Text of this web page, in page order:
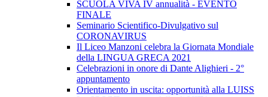
SCUOLA VIVA IV annualità - EVENTO
FINALE
Seminario Scientifico-Divulgativo sul
CORONAVIRUS
Il Liceo Manzoni celebra la Giornata Mondiale
della LINGUA GRECA 2021
Celebrazioni in onore di Dante Alighieri - 2°
appuntamento
Orientamento in uscita: opportunità alla LUISS